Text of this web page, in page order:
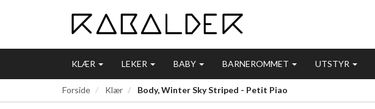
KLÆR LEKER BABY BARNEROMMET UTSTYR
Forside Klær Body, Winter Sky Striped - Petit Piao